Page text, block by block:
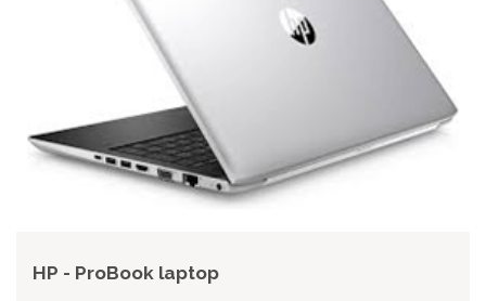
HP - ProBook laptop